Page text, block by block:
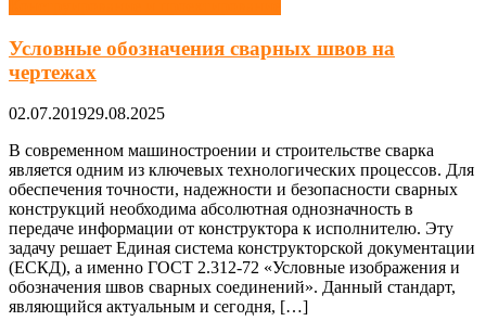
Условные обозначения сварных швов на
чертежах
02.07.201929.08.2025
В современном машиностроении и строительстве сварка
является одним из ключевых технологических процессов. Для
обеспечения точности, надежности и безопасности сварных
конструкций необходима абсолютная однозначность в
передаче информации от конструктора к исполнителю. Эту
задачу решает Единая система конструкторской документации
(ЕСКД), а именно ГОСТ 2.312-72 «Условные изображения и
обозначения швов сварных соединений». Данный стандарт,
являющийся актуальным и сегодня, […]